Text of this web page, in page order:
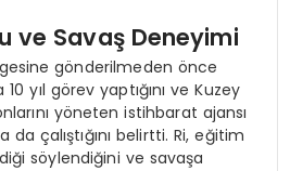
ve Savaş Deneyimi
gönderilmeden önce
yıl görev yaptığını ve Kuzey
yöneten istihbarat ajansı
da çalıştığını belirtti. Ri, eğitim
söylendiğini ve savaşa